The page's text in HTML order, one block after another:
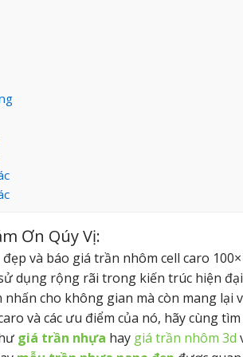
Ơn Qúy Vị:
và báo giá trần nhôm cell caro
dụng rộng rãi trong kiến trúc hiện
cho không gian mà còn mang lại
và các ưu điểm của nó, hãy cùng
giá trần nhựa hay giá trần nhôm 3d